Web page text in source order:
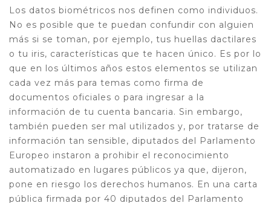
Los datos biométricos nos definen como individuos.
No es posible que te puedan confundir con alguien
más si se toman, por ejemplo, tus huellas dactilares
o tu iris, características que te hacen único. Es por lo
que en los últimos años estos elementos se utilizan
cada vez más para temas como firma de
documentos oficiales o para ingresar a la
información de tu cuenta bancaria. Sin embargo,
también pueden ser mal utilizados y, por tratarse de
información tan sensible, diputados del Parlamento
Europeo instaron a prohibir el reconocimiento
automatizado en lugares públicos ya que, dijeron,
pone en riesgo los derechos humanos. En una carta
pública firmada por 40 diputados del Parlamento